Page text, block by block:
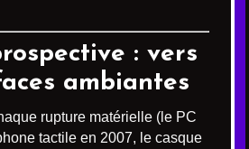
: vers
ambiantes
rupture matérielle (le PC
tactile en 2007, le casque